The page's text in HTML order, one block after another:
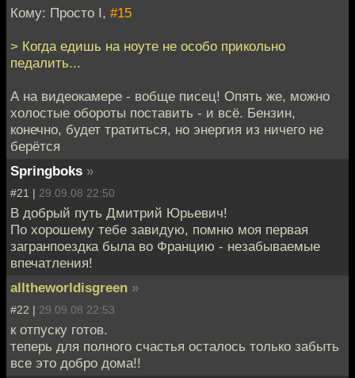
Кому: Просто I, #15
> Когда едишь на ноуте не особо прикольно
педалить...
А на видеокамере - вобще писец! Опять же, можно
холостые обороты поставить - и всё. Бензин,
конечно, будет тратиться, но энергия из ничего не
берётся
Springboks »
#21 | 29.09.08 22:50
В добрый путь Дмитрий Юрьевич!
По хорошему тебе завидую, помню моя первая
загранпоездка была во Францию - незабываемые
впечатления!
alltheworldisgreen »
#22 | 29.09.08 22:53
к отпуску готов.
теперь для полного счастья осталось только забыть
все это добро дома!!